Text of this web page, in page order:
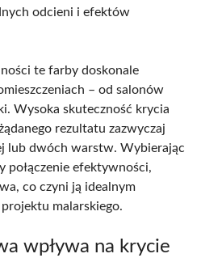
odcieni i efektów
te farby doskonale
– od salonów
Wysoka skuteczność krycia
rezultatu zazwyczaj
lub dwóch warstw. Wybierając
połączenie efektywności,
co czyni ją idealnym
malarskiego.
wpływa na krycie